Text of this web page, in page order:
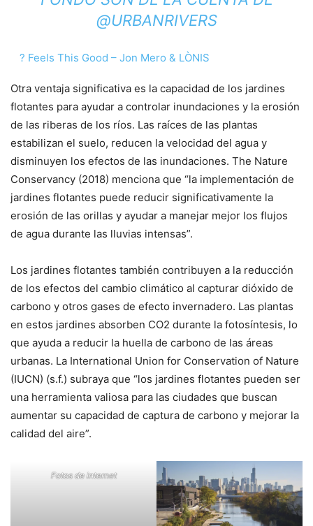
@URBANRIVERS
? Feels This Good – Jon Mero & LÒNIS
Otra ventaja significativa es la capacidad de los jardines
flotantes para ayudar a controlar inundaciones y la erosión
de las riberas de los ríos. Las raíces de las plantas
estabilizan el suelo, reducen la velocidad del agua y
disminuyen los efectos de las inundaciones. The Nature
Conservancy (2018) menciona que “la implementación de
jardines flotantes puede reducir significativamente la
erosión de las orillas y ayudar a manejar mejor los flujos
de agua durante las lluvias intensas”.
Los jardines flotantes también contribuyen a la reducción
de los efectos del cambio climático al capturar dióxido de
carbono y otros gases de efecto invernadero. Las plantas
en estos jardines absorben CO2 durante la fotosíntesis, lo
que ayuda a reducir la huella de carbono de las áreas
urbanas. La International Union for Conservation of Nature
(IUCN) (s.f.) subraya que “los jardines flotantes pueden ser
una herramienta valiosa para las ciudades que buscan
aumentar su capacidad de captura de carbono y mejorar la
calidad del aire”.
Fotos de internet